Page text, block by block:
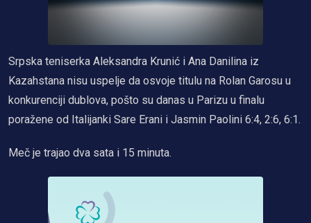
Srpska teniserka Aleksandra Krunić i Ana Danilina iz
Kazahstana nisu uspelje da osvoje titulu na Rolan Garosu u
konkurenciji dublova, pošto su danas u Parizu u finalu
poražene od Italijanki Sare Erani i Jasmin Paolini 6:4, 2:6, 6:1.
Meč je trajao dva sata i 15 minuta.